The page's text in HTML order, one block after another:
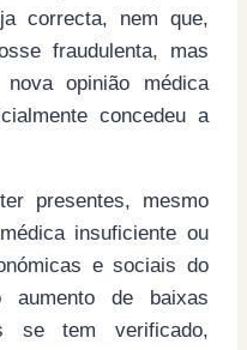
correcta, nem que,
fraudulenta, mas
opinião médica
concedeu a
presentes, mesmo
insuficiente ou
e sociais do
de baixas
se tem verificado,